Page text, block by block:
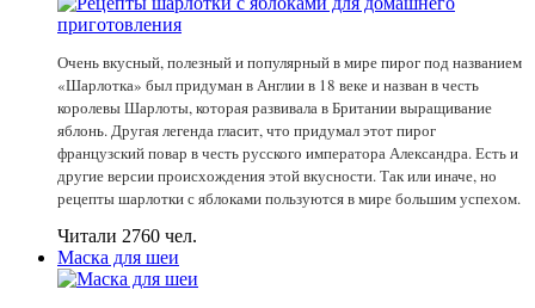
Очень вкусный, полезный и популярный в мире пирог под названием
«Шарлотка» был придуман в Англии в 18 веке и назван в честь
королевы Шарлоты, которая развивала в Британии выращивание
яблонь. Другая легенда гласит, что придумал этот пирог
французский повар в честь русского императора Александра. Есть и
другие версии происхождения этой вкусности. Так или иначе, но
рецепты шарлотки с яблоками пользуются в мире большим успехом.
Читали 2760 чел.
Маска для шеи